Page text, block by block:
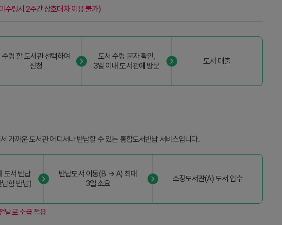
수령시 2주간 상호대차 이용 불가)
수령 할 도서관 선택하여
신청
도서 수령 문자 확인,
3일 이내 도서관에 방문
도서 대출
가까운 도서관 어디서나 반납할 수 있는 통합도서반납 서비스입니다.
도서 반납
함 반납)
반납도서 이동(B → A) 최대
3일 소요
소장도서관(A) 도서 입수
날로 소급 적용